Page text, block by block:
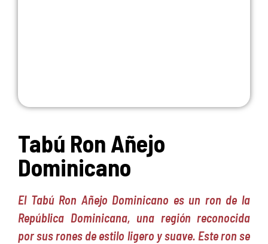
Tabú Ron Añejo
Dominicano
El Tabú Ron Añejo Dominicano es un ron de la
República Dominicana, una región reconocida
por sus rones de estilo ligero y suave. Este ron se